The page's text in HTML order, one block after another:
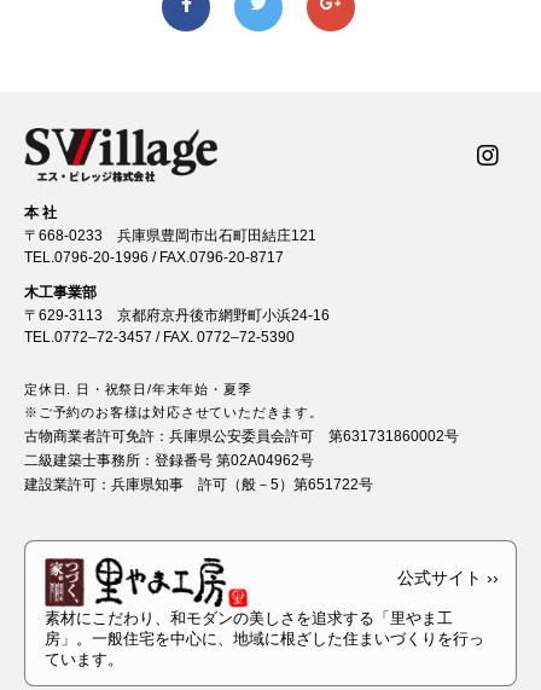
本 社
〒668-0233 兵庫県豊岡市出石町田結庄121
TEL.0796-20-1996 / FAX.0796-20-8717
木工事業部
〒629-3113 京都府京丹後市網野町小浜24-16
TEL.0772–72-3457 / FAX. 0772–72-5390
定休日. 日・祝祭日/年末年始・夏季
※ご予約のお客様は対応させていただきます。
古物商業者許可免許： 兵庫県公安委員会許可 第631731860002号
二級建築士事務所： 登録番号 第02A04962号
建設業許可： 兵庫県知事 許可（般－5）第651722号
素材にこだわり、和モダンの美しさを追求する「里やま工
房」。一般住宅を中心に、地域に根ざした住まいづくりを行っ
ています。